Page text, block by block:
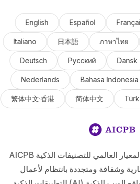
English Español
Italiano 日本語 ภาษาไทย
Deutsch Русский Dansk
Nederlands Bahasa Indonesia
繁体中文·香港 简体中文
AICPB هو المعيار العالمي للتصنيفات الذكية (AI). تنشر AICPB
وشفافة ومتجددة بانتظام لأعمال